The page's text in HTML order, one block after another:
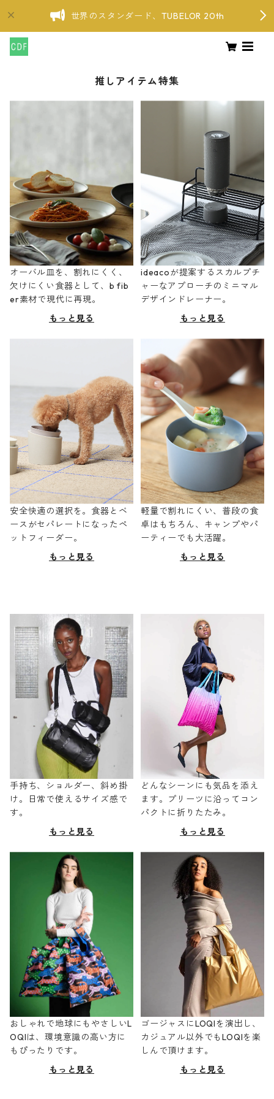
世界のスタンダード、TUBELOR 20th
推しアイテム特集
オーバル皿を、割れにくく、
欠けにくい食器として、b fib
er素材で現代に再現。
もっと見る
ideacoが提案するスカルプチ
ャーなアプローチのミニマル
デザインドレーナー。
もっと見る
安全快適の選択を。食器とベ
ースがセパレートになったペ
ットフィーダー。
もっと見る
軽量で割れにくい、普段の食
卓はもちろん、キャンプやパ
ーティーでも大活躍。
もっと見る
手持ち、ショルダー、斜め掛
け。日常で使えるサイズ感で
す。
もっと見る
どんなシーンにも気品を添え
ます。プリーツに沿ってコン
パクトに折りたたみ。
もっと見る
おしゃれで地球にもやさしいL
OQIは、環境意識の高い方に
もぴったりです。
もっと見る
ゴージャスにLOQIを演出し、
カジュアル以外でもLOQIを楽
しんで頂けます。
もっと見る